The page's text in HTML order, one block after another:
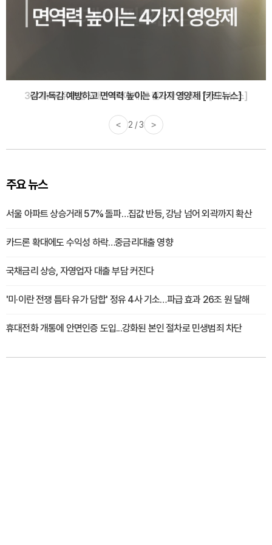
감기·독감 예방하고 면역력 높이는 4가지 영양제 [카드뉴스]
< 3 / 3 >
주요 뉴스
서울 아파트 상승거래 57% 돌파…집값 반등, 강남 넘어 외곽까지 확산
카드론 확대에도 수익성 하락…중금리대출 영향
국채금리 상승, 자영업자 대출 부담 커진다
'미·이란 전쟁 틈타 유가 담합' 정유 4사 기소…파급 효과 26조 원 달해
휴대전화 개통에 안면인증 도입...강화된 본인 절차로 민생범죄 차단